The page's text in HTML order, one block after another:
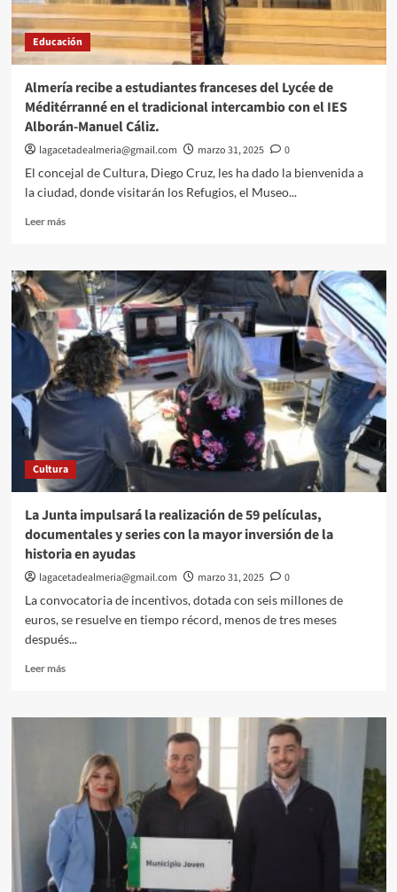
Educación
Almería recibe a estudiantes franceses del Lycée de
Méditérranné en el tradicional intercambio con el IES
Alborán-Manuel Cáliz.
lagacetadealmeria@gmail.com marzo 31, 2025
0
El concejal de Cultura, Diego Cruz, les ha dado la bienvenida a
la ciudad, donde visitarán los Refugios, el Museo...
Leer másLeer
Almería
recibe
a
estudiantes
franceses
del
Lycée
de
Méditérranné
tradicional
intercambio
con
IES
Alborán-
Manuel
Cáliz.
Cultura
La Junta impulsará la realización de 59 películas,
documentales y series con la mayor inversión de la
historia en ayudas
lagacetadealmeria@gmail.com marzo 31, 2025
0
La convocatoria de incentivos, dotada con seis millones de
euros, se resuelve en tiempo récord, menos de tres meses
después...
Leer másLeer
La
impulsará
realización
de
59
películas,
documentales
y
series